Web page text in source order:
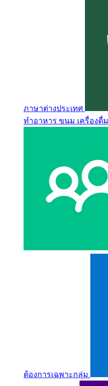
ภาษาต่างประเทศ
ทำอาหาร ขนม เครื่องดื่ม
ต้องการเฉพาะกลุ่ม